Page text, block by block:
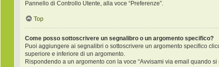
Pannello di Controllo Utente, alla voce “Preferenze”.
Top
Come posso sottoscrivere un segnalibro o un argomento specifico?
Puoi aggiungere ai segnalibri o sottoscrivere un argomento specifico
superiore e inferiore di un argomento.
Rispondendo a un argomento con la voce “Avvisami via email quando